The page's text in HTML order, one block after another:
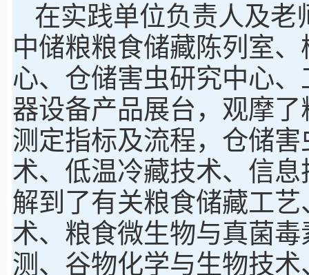
在实践单位负责人及老
中储粮粮食储藏陈列室
心、仓储害虫研究中心
器设备产品展台，观摩
测定指标及流程，仓储
术、低温冷藏技术、信
解到了有关粮食储藏工
术、粮食微生物与真菌
测、谷物化学与生物技